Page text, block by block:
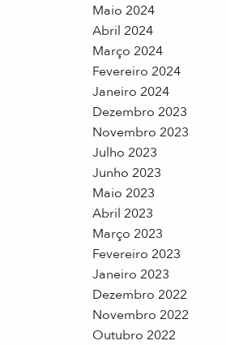
Maio 2024
Abril 2024
Março 2024
Fevereiro 2024
Janeiro 2024
Dezembro 2023
Novembro 2023
Julho 2023
Junho 2023
Maio 2023
Abril 2023
Março 2023
Fevereiro 2023
Janeiro 2023
Dezembro 2022
Novembro 2022
Outubro 2022